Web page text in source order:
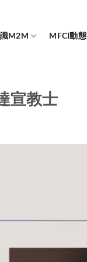
M2M MFCI動態
宣教士